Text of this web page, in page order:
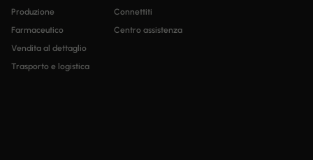
Produzione
Farmaceutico
Vendita al dettaglio
Trasporto e logistica
Connettiti
Centro assistenza